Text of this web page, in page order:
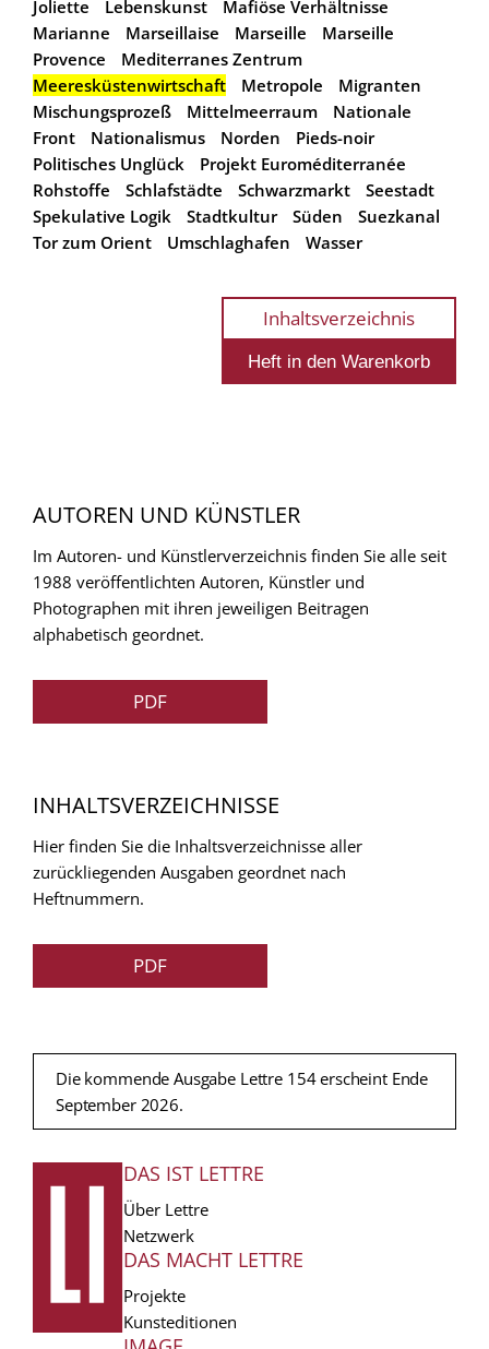
Joliette
Lebenskunst
Mafiöse Verhältnisse
Marianne
Marseillaise Marseille
Marseille
Provence
Mediterranes Zentrum
Meeresküstenwirtschaft
Metropole
Migranten
Mischungsprozeß
Mittelmeerraum
Nationale
Front
Nationalismus Norden
Pieds-noir
Politisches Unglück
Projekt Euroméditerranée
Rohstoffe
Schlafstädte Schwarzmarkt
Seestadt
Spekulative Logik
Stadtkultur Süden
Suezkanal
Tor zum Orient
Umschlaghafen Wasser
Inhaltsverzeichnis
AUTOREN UND KÜNSTLER
Im Autoren- und Künstlerverzeichnis finden Sie alle seit
1988 veröffentlichten Autoren, Künstler und
Photographen mit ihren jeweiligen Beitragen
alphabetisch geordnet.
PDF
INHALTSVERZEICHNISSE
Hier finden Sie die Inhaltsverzeichnisse aller
zurückliegenden Ausgaben geordnet nach
Heftnummern.
PDF
Die kommende Ausgabe Lettre 154 erscheint Ende
September 2026.
FUSSZEILE
DAS IST LETTRE
Über Lettre
Netzwerk
DAS MACHT LETTRE
Projekte
Kunsteditionen